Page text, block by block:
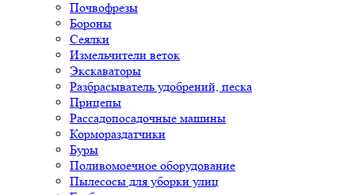
Почвофрезы
Бороны
Сеялки
Измельчители веток
Экскаваторы
Разбрасыватель удобрений, песка
Прицепы
Рассадопосадочные машины
Кормораздатчики
Буры
Поливомоечное оборудование
Пылесосы для уборки улиц